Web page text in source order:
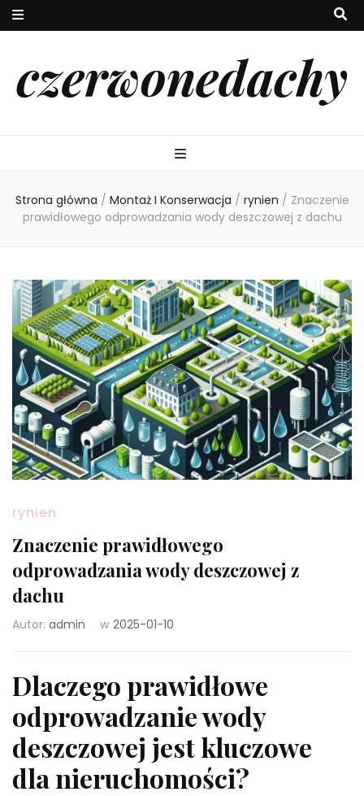
czerwonedachy
Strona główna / Montaż I Konserwacja / rynien / Znaczenie
prawidłowego odprowadzania wody deszczowej z dachu
rynien
Znaczenie prawidłowego
odprowadzania wody deszczowej z
dachu
Autor: admin w 2025-01-10
Dlaczego prawidłowe
odprowadzanie wody
deszczowej jest kluczowe
dla nieruchomości?